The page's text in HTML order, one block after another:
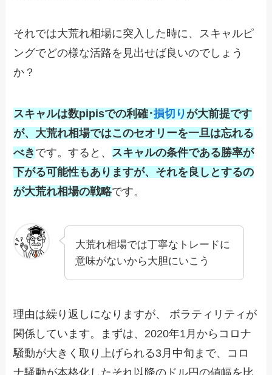
それでは大荒れ相場に突入した時に、スキャルピ
ングでどの様な活路を見出せば良いのでしょう
か？
スキャルは数pipisでの利確･損切り が大前提です
が、大荒れ相場ではこのセオリーを一旦は忘れる
べき です。すると、 スキャルの条件である勝率が
下がる可能性もありますが、それを良しとするの
が大荒れ相場の戦略です。
大荒れ相場では丁寧なトレードに
意味がないから大胆にいこう
理由は繰り返しになりますが、 ボラティリティが
関係しています。まずは、2020年1月からコロナ
騒動が大きく取り上げられる3月中旬まで、コロ
ナ騒動が本格化したそれ以降のドル円の値幅を比